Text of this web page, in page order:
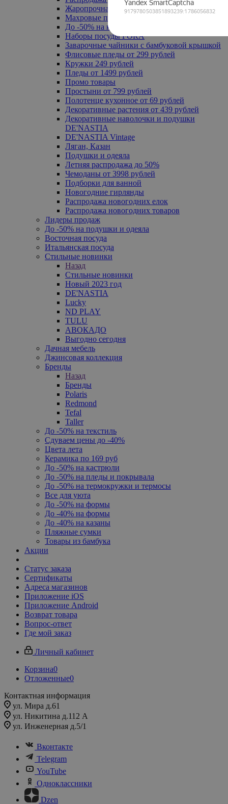
Жаропрочная посуда
Махровые полотенца
До -50% на ковры
Наборы посуды FORA
Заварочные чайники с бамбуковой крышкой
Флисовые пледы от 299 рублей
Кружки 249 рублей
Пледы от 1499 рублей
Промо товары
Простыни от 799 рублей
Полотенце кухонное от 69 рублей
Декоративные растения от 439 рублей
Декоративные наволочки и подушки
DE'NASTIA
DE'NASTIA Vintage
Ляган, Казан
Подушки и одеяла
Летняя распродажа до 50%
Чемоданы от 3998 рублей
Подборки для ванной
Новогодние гирлянды
Распродажа новогодних елок
Распродажа новогодних товаров
Лидеры продаж
До -50% на подушки и одеяла
Восточная посуда
Итальянская посуда
Стильные новинки
Назад
Стильные новинки
Новый 2023 год
DE'NASTIA
Lucky
ND PLAY
TULU
АВОКАДО
Выгодно сегодня
Дачная мебель
Джинсовая коллекция
Бренды
Назад
Бренды
Polaris
Redmond
Tefal
Taller
До -50% на текстиль
Сдуваем цены до -40%
Цвета лета
Керамика по 169 руб
До -50% на кастрюли
До -50% на пледы и покрывала
До -50% на термокружки и термосы
Все для уюта
До -50% на формы
До -40% на формы
До -40% на казаны
Пляжные сумки
Товары из бамбука
Акции
Статус заказа
Сертификаты
Адреса магазинов
Приложение iOS
Приложение Android
Возврат товара
Вопрос-ответ
Где мой заказ
Личный кабинет
Корзина0
Отложенные0
Контактная информация
ул. Мира д.61
ул. Никитина д.112 А
ул. Инженерная д.5/1
Вконтакте
Telegram
YouTube
Одноклассники
Dzen